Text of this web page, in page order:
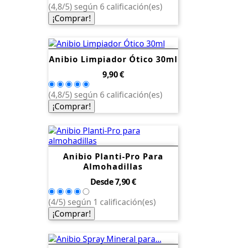
(4,8/5) según 6 calificación(es)
¡Comprar!
Anibio Limpiador Ótico 30ml
Precio
9,90 €
(4,8/5) según 6 calificación(es)
¡Comprar!
Anibio Planti-Pro Para
Almohadillas
DesdePrecio
7,90 €
(4/5) según 1 calificación(es)
¡Comprar!